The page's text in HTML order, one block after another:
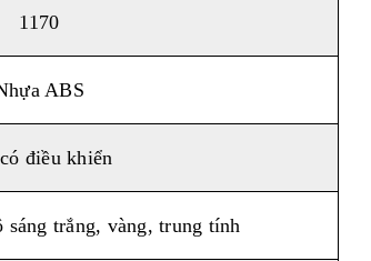
1170
ABS
điều khiển
sáng trắng, vàng, trung tính